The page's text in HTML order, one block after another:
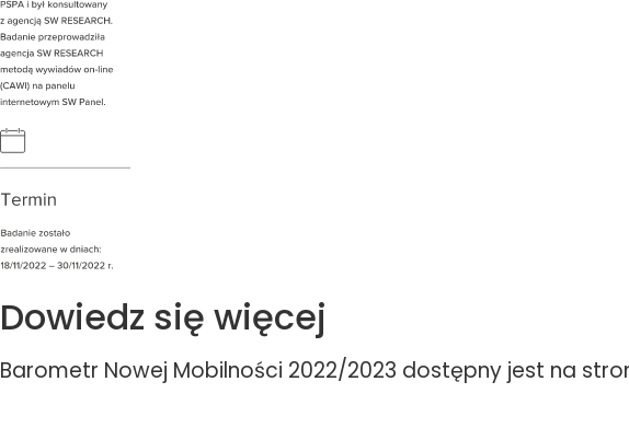
Dowiedz się więcej
Barometr Nowej Mobilności 2022/2023 dostępny jest na